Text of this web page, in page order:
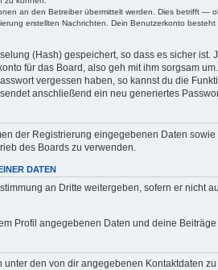
an den Betreiber übermittelt werden. Dies betrifft
erstellten Nachrichten. Dein Benutzerkonto
(Hash) gespeichert, so dass es sicher
für das Board, also geh mit ihm sorgsam
vergessen haben, so kannst du die
anschließend ein neu generiertes
der Registrierung eingegebenen Daten
des Boards zu verwenden.
DATEN
an Dritte weitergeben, sofern er
Profil angegebenen Daten und deine
den von dir angegebenen Kontaktdaten